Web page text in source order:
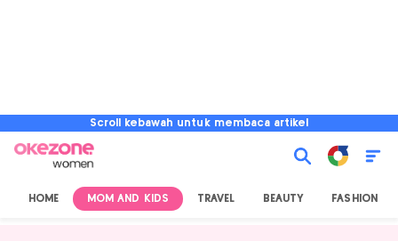
Scroll kebawah untuk membaca artikel
HOME MOM AND KIDS TRAVEL BEAUTY FASHION